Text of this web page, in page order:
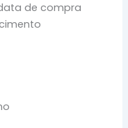
de compra